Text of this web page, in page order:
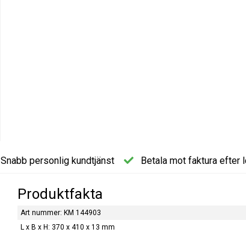
Snabb personlig kundtjänst Betala mot faktura efter
Produktfakta
Art nummer: KM 144903
L x B x H: 370 x 410 x 13 mm